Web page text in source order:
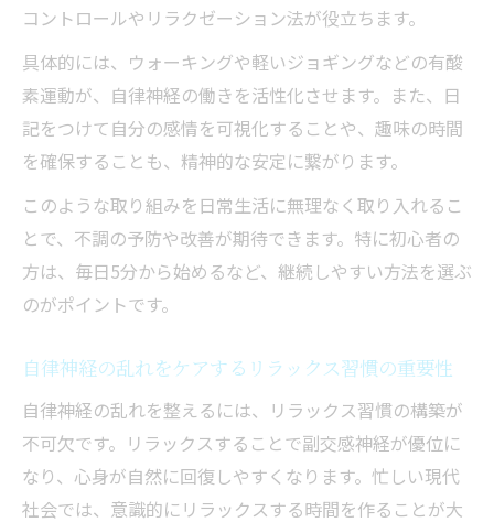
自律神経不調時に活用したい呼吸法のコツ
自律神経を整えるツボ押しのメリットと注
意点
自律神経の安定に役立つセルフマッサージ
方法
ストレス軽減が導く自律神経バランス
自律神経バランスの乱れとストレスの関係
性
自律神経不調を防ぐストレスマネジメント
自律神経を整えるための心のリセット習慣
ストレス軽減に役立つ自律神経セルフケア
自律神経の乱れを防ぐリラックス法の選び
方
コントロールやリラクゼーション法が役立ちます。
具体的には、ウォーキングや軽いジョギングなどの有酸
素運動が、自律神経の働きを活性化させます。また、日
記をつけて自分の感情を可視化することや、趣味の時間
を確保することも、精神的な安定に繋がります。
このような取り組みを日常生活に無理なく取り入れるこ
とで、不調の予防や改善が期待できます。特に初心者の
方は、毎日5分から始めるなど、継続しやすい方法を選ぶ
のがポイントです。
自律神経の乱れをケアするリラックス習慣の重要性
自律神経の乱れを整えるには、リラックス習慣の構築が
不可欠です。リラックスすることで副交感神経が優位に
なり、心身が自然に回復しやすくなります。忙しい現代
社会では、意識的にリラックスする時間を作ることが大